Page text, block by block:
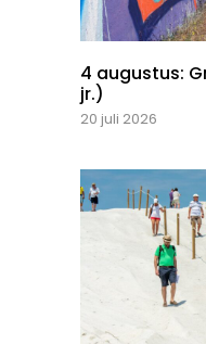
4 augustus:
jr.)
20 juli 2026